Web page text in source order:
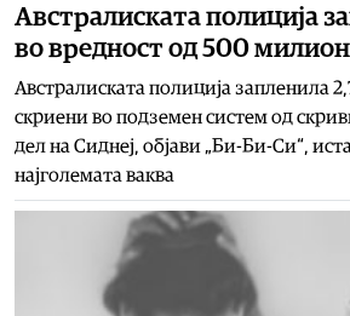
Австралиската полиција
во вредност од 500
Австралиската полиција запленила
скриени во подземен систем од
дел на Сиднеј, објави „Би-Би-Си“,
најголемата ваква